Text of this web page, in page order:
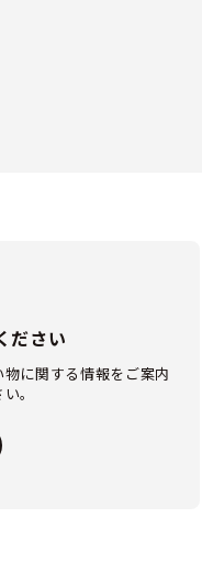
ださい
に関する情報をご案内
。